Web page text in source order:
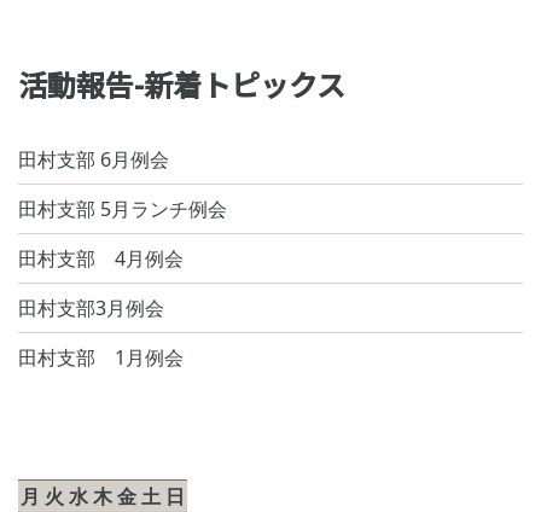
活動報告-新着トピックス
田村支部 6月例会
田村支部 5月ランチ例会
田村支部 4月例会
田村支部3月例会
田村支部 1月例会
月 火 水木金土 日